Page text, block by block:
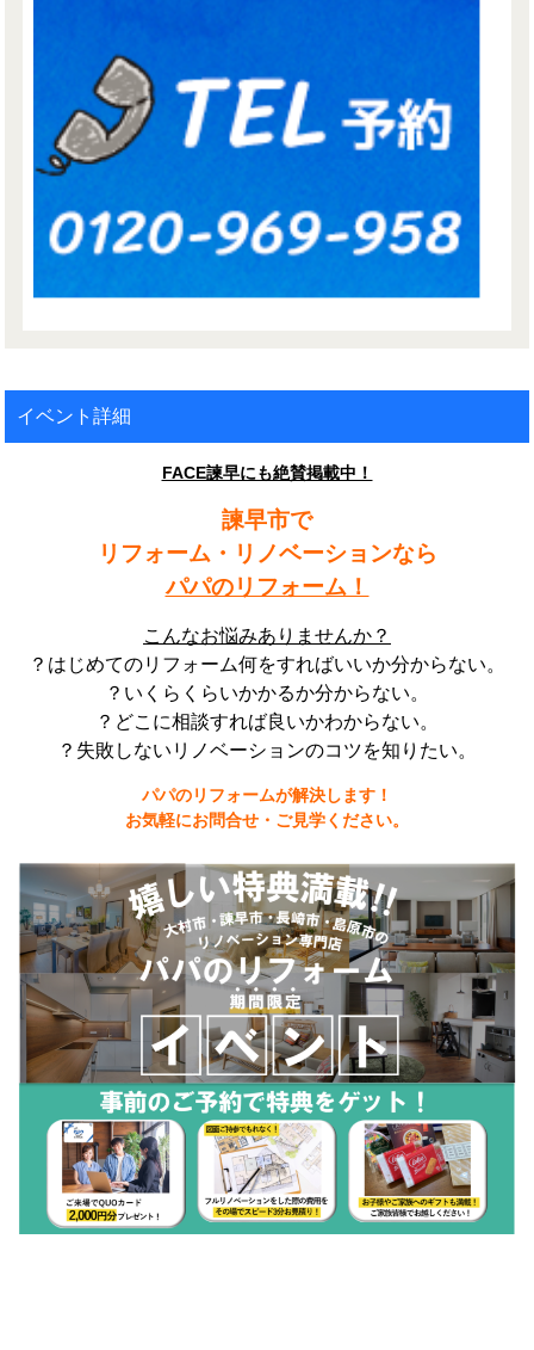
イベント詳細
FACE諫早にも絶賛掲載中！
諫早市で
リフォーム・リノベーションなら
パパのリフォーム！
こんなお悩みありませんか？
？はじめてのリフォーム何をすればいいか分からない。
？いくらくらいかかるか分からない。
？どこに相談すれば良いかわからない。
？失敗しないリノベーションのコツを知りたい。
パパのリフォームが解決します！
お気軽にお問合せ・ご見学ください。